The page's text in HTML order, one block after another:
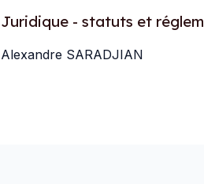
Juridique - statuts et
Alexandre SARADJIAN